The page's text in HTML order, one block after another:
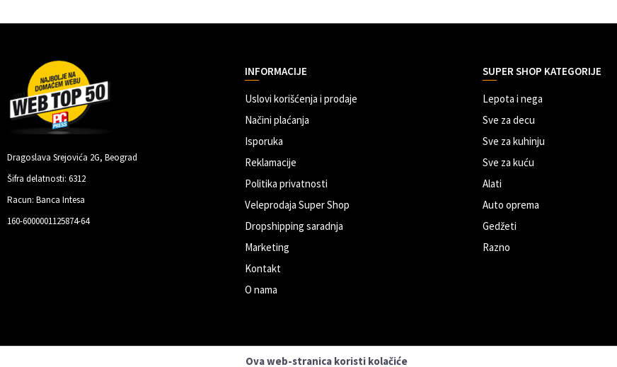
Dragoslava Srejovića 2G, Beograd
Šifra delatnosti: 6312
Racun: Banca Intesa
160-6000001125874-64
INFORMACIJE
Uslovi korišćenja i prodaje
Načini plaćanja
Isporuka
Reklamacije
Politika privatnosti
Veleprodaja Super Shop
Dropshipping saradnja
Marketing
Kontakt
O nama
SUPER SHOP KATEGORIJE
Lepota i nega
Sve za decu
Sve za kuhinju
Sve za kuću
Alati
Auto oprema
Gedžeti
Razno
Ova web-stranica koristi kolačiće